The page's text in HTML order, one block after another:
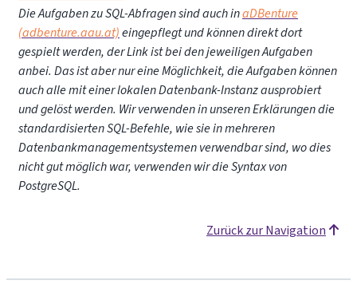
Die Aufgaben zu SQL-Abfragen sind auch inaDBenture
(adbenture.aau.at)eingepflegt und können direkt dort
gespielt werden, der Link ist bei den jeweiligen Aufgaben
anbei. Das ist aber nur eine Möglichkeit, die Aufgaben können
auch alle mit einer lokalen Datenbank-Instanz ausprobiert
und gelöst werden. Wir verwenden in unseren Erklärungen die
standardisierten SQL-Befehle, wie sie in mehreren
Datenbankmanagementsystemen verwendbar sind, wo dies
nicht gut möglich war, verwenden wir die Syntax von
PostgreSQL.
Zurück zur Navigation